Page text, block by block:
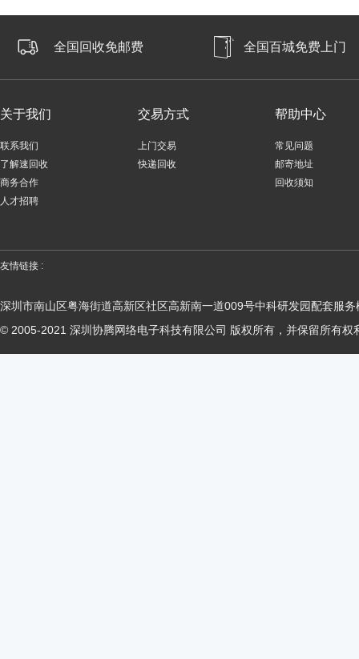
全国回收免邮费 全国百城免费上门
关于我们
联系我们
了解速回收
商务合作
人才招聘
交易方式
上门交易
快递回收
帮助中心
常见问题
邮寄地址
回收须知
友情链接 :
深圳市南山区粤海街道高新区社区高新南一道009号中科研发园配套服务
© 2005-2021 深圳协腾网络电子科技有限公司 版权所有，并保留所有权